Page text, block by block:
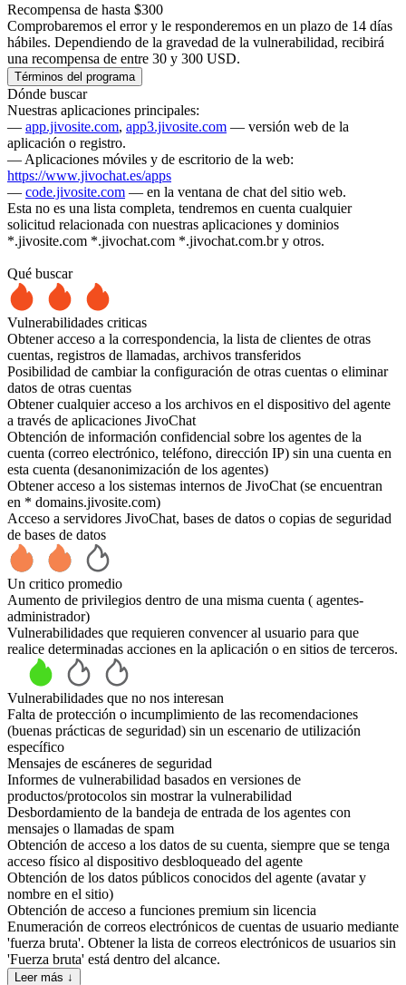
Recompensa de hasta $300
Comprobaremos el error y le responderemos en un plazo de 14 días
hábiles. Dependiendo de la gravedad de la vulnerabilidad, recibirá
una recompensa de entre 30 y 300 USD.
Términos del programa
Dónde buscar
Nuestras aplicaciones principales:
— app.jivosite.com, app3.jivosite.com — versión web de la
aplicación o registro.
— Aplicaciones móviles y de escritorio de la web:
https://www.jivochat.es/apps
— code.jivosite.com — en la ventana de chat del sitio web.
Esta no es una lista completa, tendremos en cuenta cualquier
solicitud relacionada con nuestras aplicaciones y dominios
*.jivosite.com *.jivochat.com *.jivochat.com.br y otros.
Qué buscar
Vulnerabilidades criticas
Obtener acceso a la correspondencia, la lista de clientes de otras
cuentas, registros de llamadas, archivos transferidos
Posibilidad de cambiar la configuración de otras cuentas o eliminar
datos de otras cuentas
Obtener cualquier acceso a los archivos en el dispositivo del agente
a través de aplicaciones JivoChat
Obtención de información confidencial sobre los agentes de la
cuenta (correo electrónico, teléfono, dirección IP) sin una cuenta en
esta cuenta (desanonimización de los agentes)
Obtener acceso a los sistemas internos de JivoChat (se encuentran
en * domains.jivosite.com)
Acceso a servidores JivoChat, bases de datos o copias de seguridad
de bases de datos
Un critico promedio
Aumento de privilegios dentro de una misma cuenta ( agentes-
administrador)
Vulnerabilidades que requieren convencer al usuario para que
realice determinadas acciones en la aplicación o en sitios de terceros.
Vulnerabilidades que no nos interesan
Falta de protección o incumplimiento de las recomendaciones
(buenas prácticas de seguridad) sin un escenario de utilización
específico
Mensajes de escáneres de seguridad
Informes de vulnerabilidad basados en versiones de
productos/protocolos sin mostrar la vulnerabilidad
Desbordamiento de la bandeja de entrada de los agentes con
mensajes o llamadas de spam
Obtención de acceso a los datos de su cuenta, siempre que se tenga
acceso físico al dispositivo desbloqueado del agente
Obtención de los datos públicos conocidos del agente (avatar y
nombre en el sitio)
Obtención de acceso a funciones premium sin licencia
Enumeración de correos electrónicos de cuentas de usuario mediante
'fuerza bruta'. Obtener la lista de correos electrónicos de usuarios sin
'Fuerza bruta' está dentro del alcance.
Leer más ↓